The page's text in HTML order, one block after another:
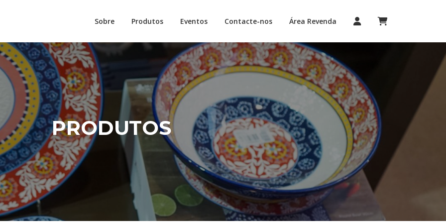
Sobre Produtos Eventos Contacte-nos Área Revenda
PRODUTOS